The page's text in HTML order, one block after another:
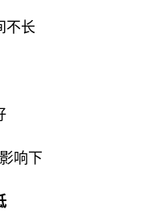
不长
响下